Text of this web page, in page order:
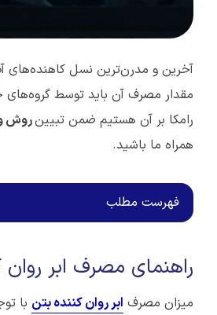
آخرین و مدرن‌ترین نسل کاهنده‌های
مقدار مصرف آن باید توسط گروه‌های
رامکا بر آن هستیم ضمن تبیینروش
همراه ما باشید.
فهرست مطلب
راهنمای مصرف ابر روان
میزان مصرف ابر روان کننده بتن با